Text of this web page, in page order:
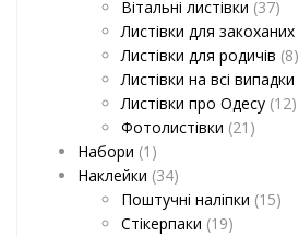
Вітальні листівки (37)
Листівки для закоханих
Листівки для родичів (8)
Листівки на всі випадки
Листівки про Одесу (12)
Фотолистівки (21)
Набори (1)
Наклейки (34)
Поштучні наліпки (15)
Стікерпаки (19)